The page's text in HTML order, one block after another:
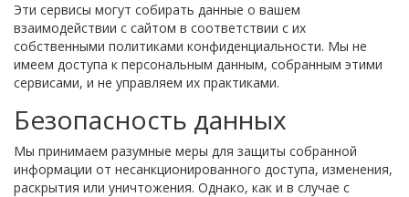
Эти сервисы могут собирать данные о вашем
взаимодействии с сайтом в соответствии с их
собственными политиками конфиденциальности. Мы не
имеем доступа к персональным данным, собранным этими
сервисами, и не управляем их практиками.
Безопасность данных
Мы принимаем разумные меры для защиты собранной
информации от несанкционированного доступа, изменения,
раскрытия или уничтожения. Однако, как и в случае с